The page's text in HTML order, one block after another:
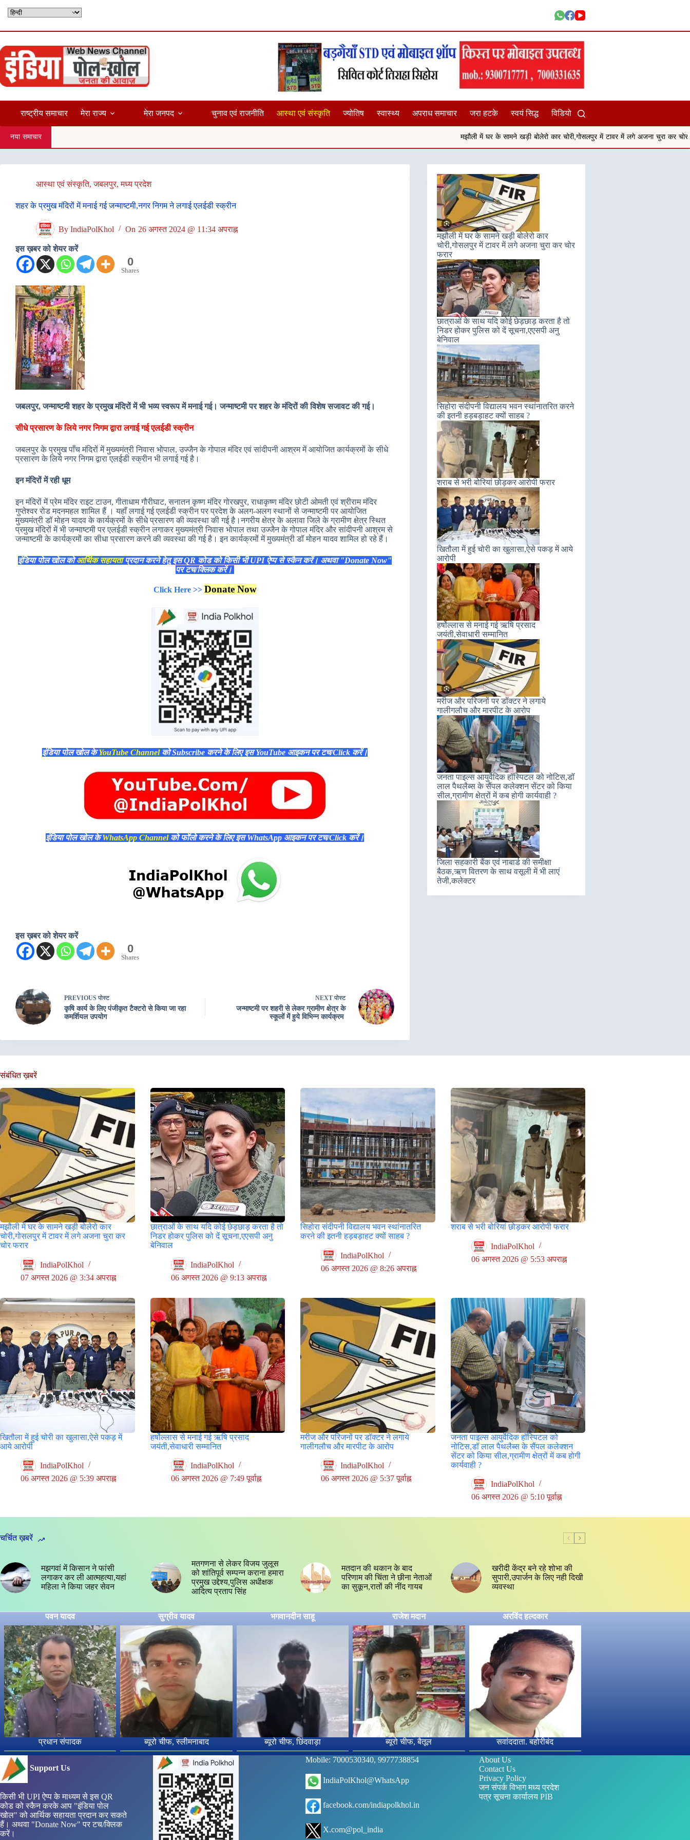
राष्ट्रीय समाचार मेरा राज्य मेरा जनपद चुनाव एवं राजनीति आस्था एवं संस्कृति ज्योतिष स्वास्थ्य अपराध समाचार जरा हटके स्वयं सिद्ध विडियो
नया समाचार मझौली में घर के सामने खड़ी बोलेरो कार चोरी,गोसलपुर में टावर में लगे अजना चुरा कर चोर फरार छात्राओं
आस्था एवं संस्कृति,जबलपुर,मध्य प्रदेश
शहर के प्रमुख मंदिरों में मनाई गई जन्माष्टमी,नगर निगम ने लगाई एलईडी स्क्रीन
By IndiaPolKhol On 26 अगस्त 2024 @ 11:34 अपराह्न
इस ख़बर को शेयर करें
0
Shares
जबलपुर, जन्माष्टमी शहर के प्रमुख मंदिरों में भी भव्य स्वरूप में मनाई गई। जन्माष्टमी पर शहर के मंदिरों की विशेष सजावट की गई।
सीधे प्रसारण के लिये नगर निगम द्वारा लगाई गई एलईडी स्क्रीन
जबलपुर के प्रमुख पाँच मंदिरों में मुख्यमंत्री निवास भोपाल, उज्जैन के गोपाल मंदिर एवं सांदीपनी आश्रम में आयोजित कार्यक्रमों के सीधे
प्रसारण के लिये नगर निगम द्वारा एलईडी स्क्रीन भी लगाई गई है।
इन मंदिरों में रही धूम
इन मंदिरों में प्रेम मंदिर राइट टाउन, गीताधाम गौरीघाट, सनातन कृष्ण मंदिर गोरखपुर, राधाकृष्ण मंदिर छोटी ओमती एवं श्रीराम मंदिर
गुप्तेश्वर रोड मदनमहल शामिल हैं । यहाँ लगाई गई एलईडी स्क्रीन पर प्रदेश के अलग-अलग स्थानों से जन्माष्टमी पर आयोजित
मुख्यमंत्री डॉ मोहन यादव के कार्यक्रमों के सीधे प्रसारण की व्यवस्था की गई है।नगरीय क्षेत्र के अलावा जिले के ग्रामीण क्षेत्र स्थित
प्रमुख मंदिरों में भी जन्माष्टमी पर एलईडी स्क्रीन लगाकर मुख्यमंत्री निवास भोपाल तथा उज्जैन के गोपाल मंदिर और सांदीपनी आश्रम से
जन्माष्टमी के कार्यक्रमों का सीधा प्रसारण करने की व्यवस्था की गई है। इन कार्यक्रमों में मुख्यमंत्री डॉ मोहन यादव शामिल हो रहे हैं।
इंडिया पोल खोल कोआर्थिक सहायताप्रदान करने हेतु इस QR कोड को किसी भी UPI ऐप्प से स्कैन करें। अथवा "Donate Now"
पर टच/क्लिक करें।
Click Here >> Donate Now
इंडिया पोल खोल केYouTube Channelको Subscribe करने के लिए इस YouTube आइकन पर टच/Click करें।
इंडिया पोल खोल केWhatsApp Channelको फॉलो करने के लिए इस WhatsApp आइकन पर टच/Click करें।
इस ख़बर को शेयर करें
0
Shares
PREVIOUS पोस्ट
कृषि कार्य के लिए पंजीकृत टैक्टरो से किया जा रहा
कमर्शियल उपयोग
NEXT पोस्ट
जन्माष्टमी पर शहरी से लेकर ग्रामीण क्षेत्र के
स्कूलों में हुये विभिन्न कार्यक्रम
मझौली में घर के सामने खड़ी बोलेरो कार
चोरी,गोसलपुर में टावर में लगे अजना चुरा कर चोर
फरार
छात्राओं के साथ यदि कोई छेड़छाड़ करता है तो
निडर होकर पुलिस को दें सूचना,एएसपी अनु
बेनिवाल
सिहोरा संदीपनी विद्यालय भवन स्थांनातरित करने
की इतनी हड़बड़ाहट क्यों साहब ?
शराब से भरी बोरियां छोड़कर आरोपी फरार
खितौला में हुई चोरी का खुलासा,ऐसे पकड़ में आये
आरोपी
हर्षोल्लास से मनाई गई ऋषि प्रसाद
जयंती,सेवाधारी सम्मानित
मरीज और परिजनों पर डॉक्टर ने लगाये
गालीगलौच और मारपीट के आरोप
जनता पाइल्स आयुर्वेदिक हॉस्पिटल को नोटिस,डॉ
लाल पैथलैब्स के सैंपल कलेक्शन सेंटर को किया
सील,ग्रामीण क्षेत्रों में कब होगी कार्यवाही ?
जिला सहकारी बैंक एवं नाबार्ड की समीक्षा
बैठक,ऋण वितरण के साथ वसूली में भी लाएं
तेजी,कलेक्टर
संबंधित ख़बरें
मझौली में घर के सामने खड़ी बोलेरो कार
चोरी,गोसलपुर में टावर में लगे अजना चुरा कर
चोर फरार
IndiaPolKhol
07 अगस्त 2026 @ 3:34 अपराह्न
छात्राओं के साथ यदि कोई छेड़छाड़ करता है तो
निडर होकर पुलिस को दें सूचना,एएसपी अनु
बेनिवाल
IndiaPolKhol
06 अगस्त 2026 @ 9:13 अपराह्न
सिहोरा संदीपनी विद्यालय भवन स्थांनातरित
करने की इतनी हड़बड़ाहट क्यों साहब ?
IndiaPolKhol
06 अगस्त 2026 @ 8:26 अपराह्न
शराब से भरी बोरियां छोड़कर आरोपी फरार
IndiaPolKhol
06 अगस्त 2026 @ 5:53 अपराह्न
खितौला में हुई चोरी का खुलासा,ऐसे पकड़ में
आये आरोपी
IndiaPolKhol
06 अगस्त 2026 @ 5:39 अपराह्न
हर्षोल्लास से मनाई गई ऋषि प्रसाद
जयंती,सेवाधारी सम्मानित
IndiaPolKhol
06 अगस्त 2026 @ 7:49 पूर्वाह्न
मरीज और परिजनों पर डॉक्टर ने लगाये
गालीगलौच और मारपीट के आरोप
IndiaPolKhol
06 अगस्त 2026 @ 5:37 पूर्वाह्न
जनता पाइल्स आयुर्वेदिक हॉस्पिटल को
नोटिस,डॉ लाल पैथलैब्स के सैंपल कलेक्शन
सेंटर को किया सील,ग्रामीण क्षेत्रों में कब होगी
कार्यवाही ?
IndiaPolKhol
06 अगस्त 2026 @ 5:10 पूर्वाह्न
चर्चित ख़बरें
मझगवां में किसान ने फांसी
लगाकर कर ली आत्महत्या,यहां
महिला ने किया जहर सेवन
मतगणना से लेकर विजय जुलूस
को शांतिपूर्व सम्पन्न कराना हमारा
प्रमुख उद्देश्य,पुलिस अधीक्षक
आदित्य प्रताप सिंह
मतदान की थकान के बाद
परिणाम की चिंता ने छीना नेताओं
का सुकून,रातों की नींद गायब
खरीदी केंद्र बने रहे शोभा की
सुपारी,उपार्जन के लिए नही दिखी
व्यवस्था
पवन यादव
प्रधान संपादक
सुग्रीव यादव
ब्यूरो चीफ, स्लीमनाबाद
भगवानदीन साहू
ब्यूरो चीफ, छिंदवाड़ा
राजेश मदान
ब्यूरो चीफ, बैतूल
अरविंद हल्दकार
सवांददाता. बहोरीबंद
Support Us
किसी भी UPI ऐप्प के माध्यम से इस QR
कोड को स्कैन करके आप "इंडिया पोल
खोल" को आर्थिक सहायता प्रदान कर सकते
हैं। अथवा "Donate Now" पर टच/क्लिक
करें।
Mobile: 7000530340, 9977738854
IndiaPolKhol@WhatsApp
facebook.com/indiapolkhol.in
X.com@pol_india
About Us
Contact Us
Privacy Policy
जन संपर्क विभाग मध्य प्रदेश
पत्र सूचना कार्यालय PIB